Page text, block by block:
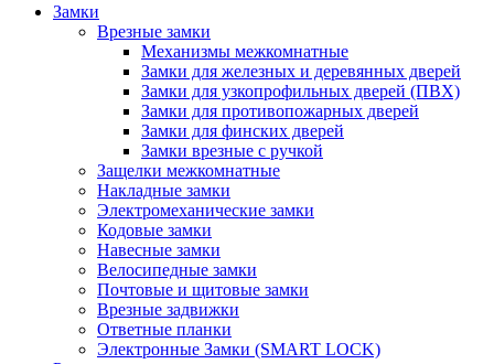
Замки
Врезные замки
Механизмы межкомнатные
Замки для железных и деревянных дверей
Замки для узкопрофильных дверей (ПВХ)
Замки для противопожарных дверей
Замки для финских дверей
Замки врезные с ручкой
Защелки межкомнатные
Накладные замки
Электромеханические замки
Кодовые замки
Навесные замки
Велосипедные замки
Почтовые и щитовые замки
Врезные задвижки
Ответные планки
Электронные Замки (SMART LOCK)